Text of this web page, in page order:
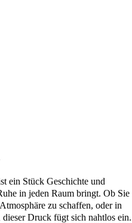
ein Stück Geschichte und
in jeden Raum bringt. Ob Sie
zu schaffen, oder in
Druck fügt sich nahtlos ein.